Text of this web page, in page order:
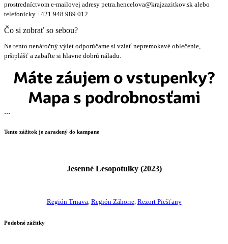
prostredníctvom e-mailovej adresy petra.hencelova@krajzazitkov.sk alebo
telefonicky +421 948 989 012.
Čo si zobrať so sebou?
Na tento nenáročný výlet odporúčame si vziať nepremokavé oblečenie,
pršiplášť a zabaľte si hlavne dobrú náladu.
Máte záujem o vstupenky?
Mapa s podrobnosťami
...
Tento zážitok je zaradený do kampane
Jesenné Lesopotulky (2023)
Región Trnava, Región Záhorie, Rezort Piešťany
Podobné zážitky